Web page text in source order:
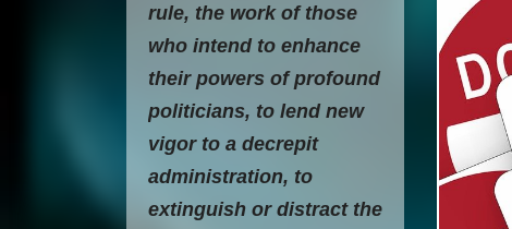
rule, the work of those
who intend to enhance
their powers of profound
politicians, to lend new
vigor to a decrepit
administration, to
extinguish or distract the